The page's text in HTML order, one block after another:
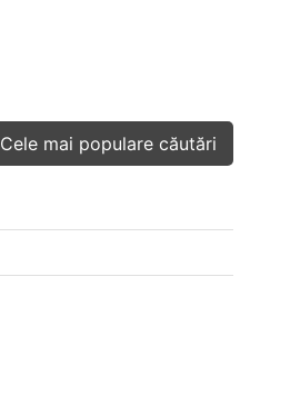
Cele mai populare căutări